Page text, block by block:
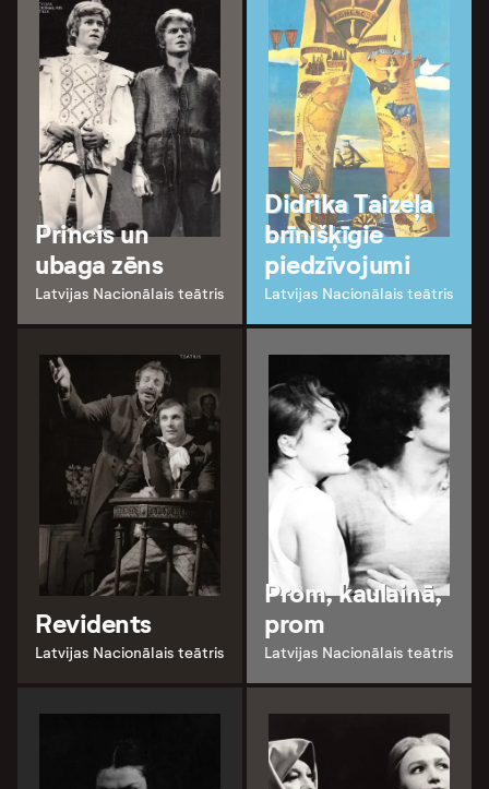
Princis un
ubaga zēns
Latvijas Nacionālais teātris
Didrika Taizeļa
brīnišķīgie
piedzīvojumi
Latvijas Nacionālais teātris
Revidents
Latvijas Nacionālais teātris
Prom, kaulainā,
prom
Latvijas Nacionālais teātris